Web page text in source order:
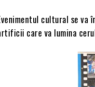
cultural se va
care va lumina